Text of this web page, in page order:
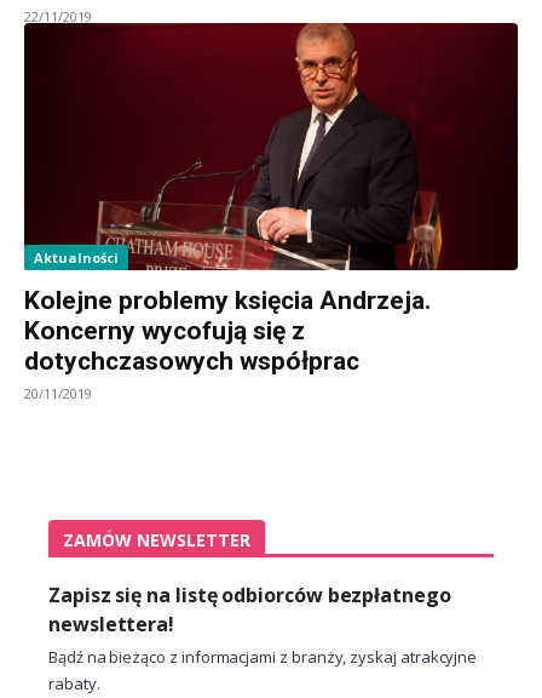
22/11/2019
Aktualności
Kolejne problemy księcia Andrzeja.
Koncerny wycofują się z
dotychczasowych współprac
20/11/2019
ZAMÓW NEWSLETTER
Zapisz się na listę odbiorców bezpłatnego
newslettera!
Bądź na bieżąco z informacjami z branży, zyskaj atrakcyjne
rabaty.